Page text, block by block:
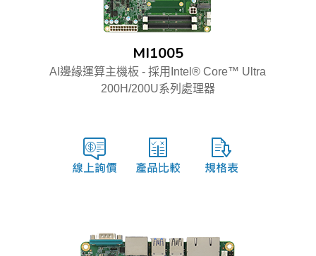
MI1005
AI邊緣運算主機板 - 採用Intel® Core™ Ultra
200H/200U系列處理器